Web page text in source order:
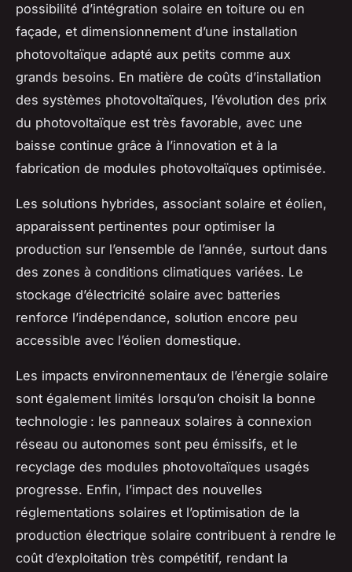
possibilité d’intégration solaire en toiture ou en
façade, et dimensionnement d’une installation
photovoltaïque adapté aux petits comme aux
grands besoins. En matière de coûts d’installation
des systèmes photovoltaïques, l’évolution des prix
du photovoltaïque est très favorable, avec une
baisse continue grâce à l’innovation et à la
fabrication de modules photovoltaïques optimisée.
Les solutions hybrides, associant solaire et éolien,
apparaissent pertinentes pour optimiser la
production sur l’ensemble de l’année, surtout dans
des zones à conditions climatiques variées. Le
stockage d’électricité solaire avec batteries
renforce l’indépendance, solution encore peu
accessible avec l’éolien domestique.
Les impacts environnementaux de l’énergie solaire
sont également limités lorsqu’on choisit la bonne
technologie : les panneaux solaires à connexion
réseau ou autonomes sont peu émissifs, et le
recyclage des modules photovoltaïques usagés
progresse. Enfin, l’impact des nouvelles
réglementations solaires et l’optimisation de la
production électrique solaire contribuent à rendre le
coût d’exploitation très compétitif, rendant la